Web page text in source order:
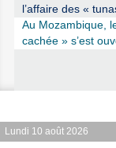
l’affaire des «
Au Mozambique,
cachée » s’est
Lundi 10 août 2026